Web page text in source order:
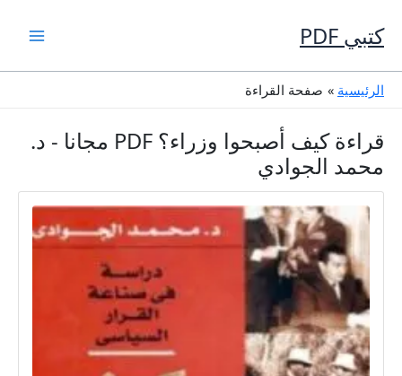
إلى
المحتوى
كتبي PDF
الرئيسية صفحة القراءة
قراءة كيف أصبحوا وزراء؟ PDF مجانا - د.
محمد الجوادي